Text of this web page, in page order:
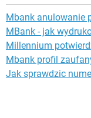
Mbank anulowanie
MBank - jak
Millennium
Mbank profil
Jak sprawdzic